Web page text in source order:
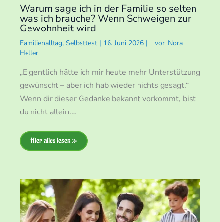
Warum sage ich in der Familie so selten
was ich brauche? Wenn Schweigen zur
Gewohnheit wird
Familienalltag, Selbsttest | 16. Juni 2026 | von Nora
Heller
„Eigentlich hätte ich mir heute mehr Unterstützung
gewünscht – aber ich hab wieder nichts gesagt.“
Wenn dir dieser Gedanke bekannt vorkommt, bist
du nicht allein.…
Hier alles lesen »